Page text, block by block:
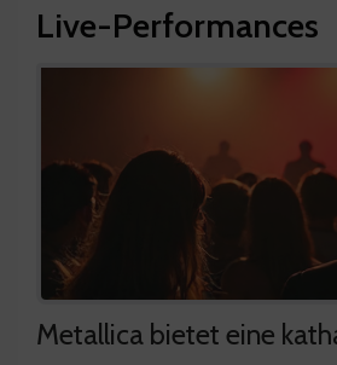
Live-Performances
Metallica bietet eine